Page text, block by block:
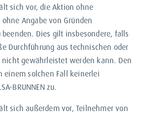
sich vor, die Aktion ohne
Angabe von Gründen
beenden. Dies gilt insbesondere, falls
Durchführung aus technischen oder
gewährleistet werden kann. Den
einem solchen Fall keinerlei
BRUNNEN zu.
sich außerdem vor, Teilnehmer von